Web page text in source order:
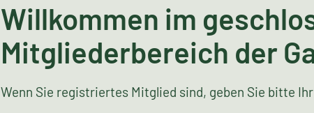
Willkommen im
Mitgliederbereich der
Wenn Sie registriertes Mitglied sind, geben Sie bitte